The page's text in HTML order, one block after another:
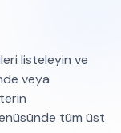
listeleyin ve
veya
tüm üst